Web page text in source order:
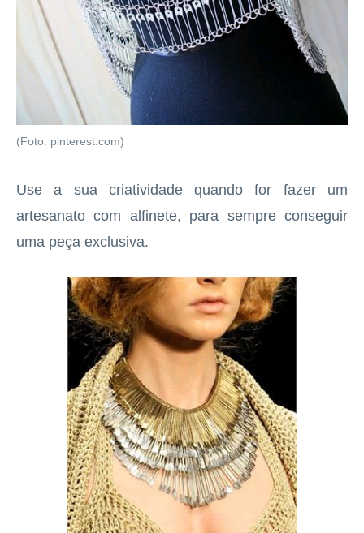
(Foto: pinterest.com)
Use a sua criatividade quando for fazer um
artesanato com alfinete, para sempre conseguir
uma peça exclusiva.